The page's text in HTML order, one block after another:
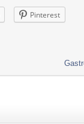
Pinterest